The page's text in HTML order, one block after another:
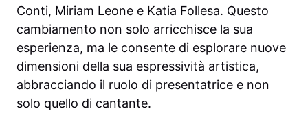
Conti, Miriam Leone e Katia Follesa. Questo
cambiamento non solo arricchisce la sua
esperienza, ma le consente di esplorare nuove
dimensioni della sua espressività artistica,
abbracciando il ruolo di presentatrice e non
solo quello di cantante.